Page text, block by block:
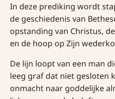
In deze prediking wordt
de geschiedenis van
opstanding van Christus,
en de hoop op Zijn
De lijn loopt van een man
leeg graf dat niet gesloten
onmacht naar goddelijke